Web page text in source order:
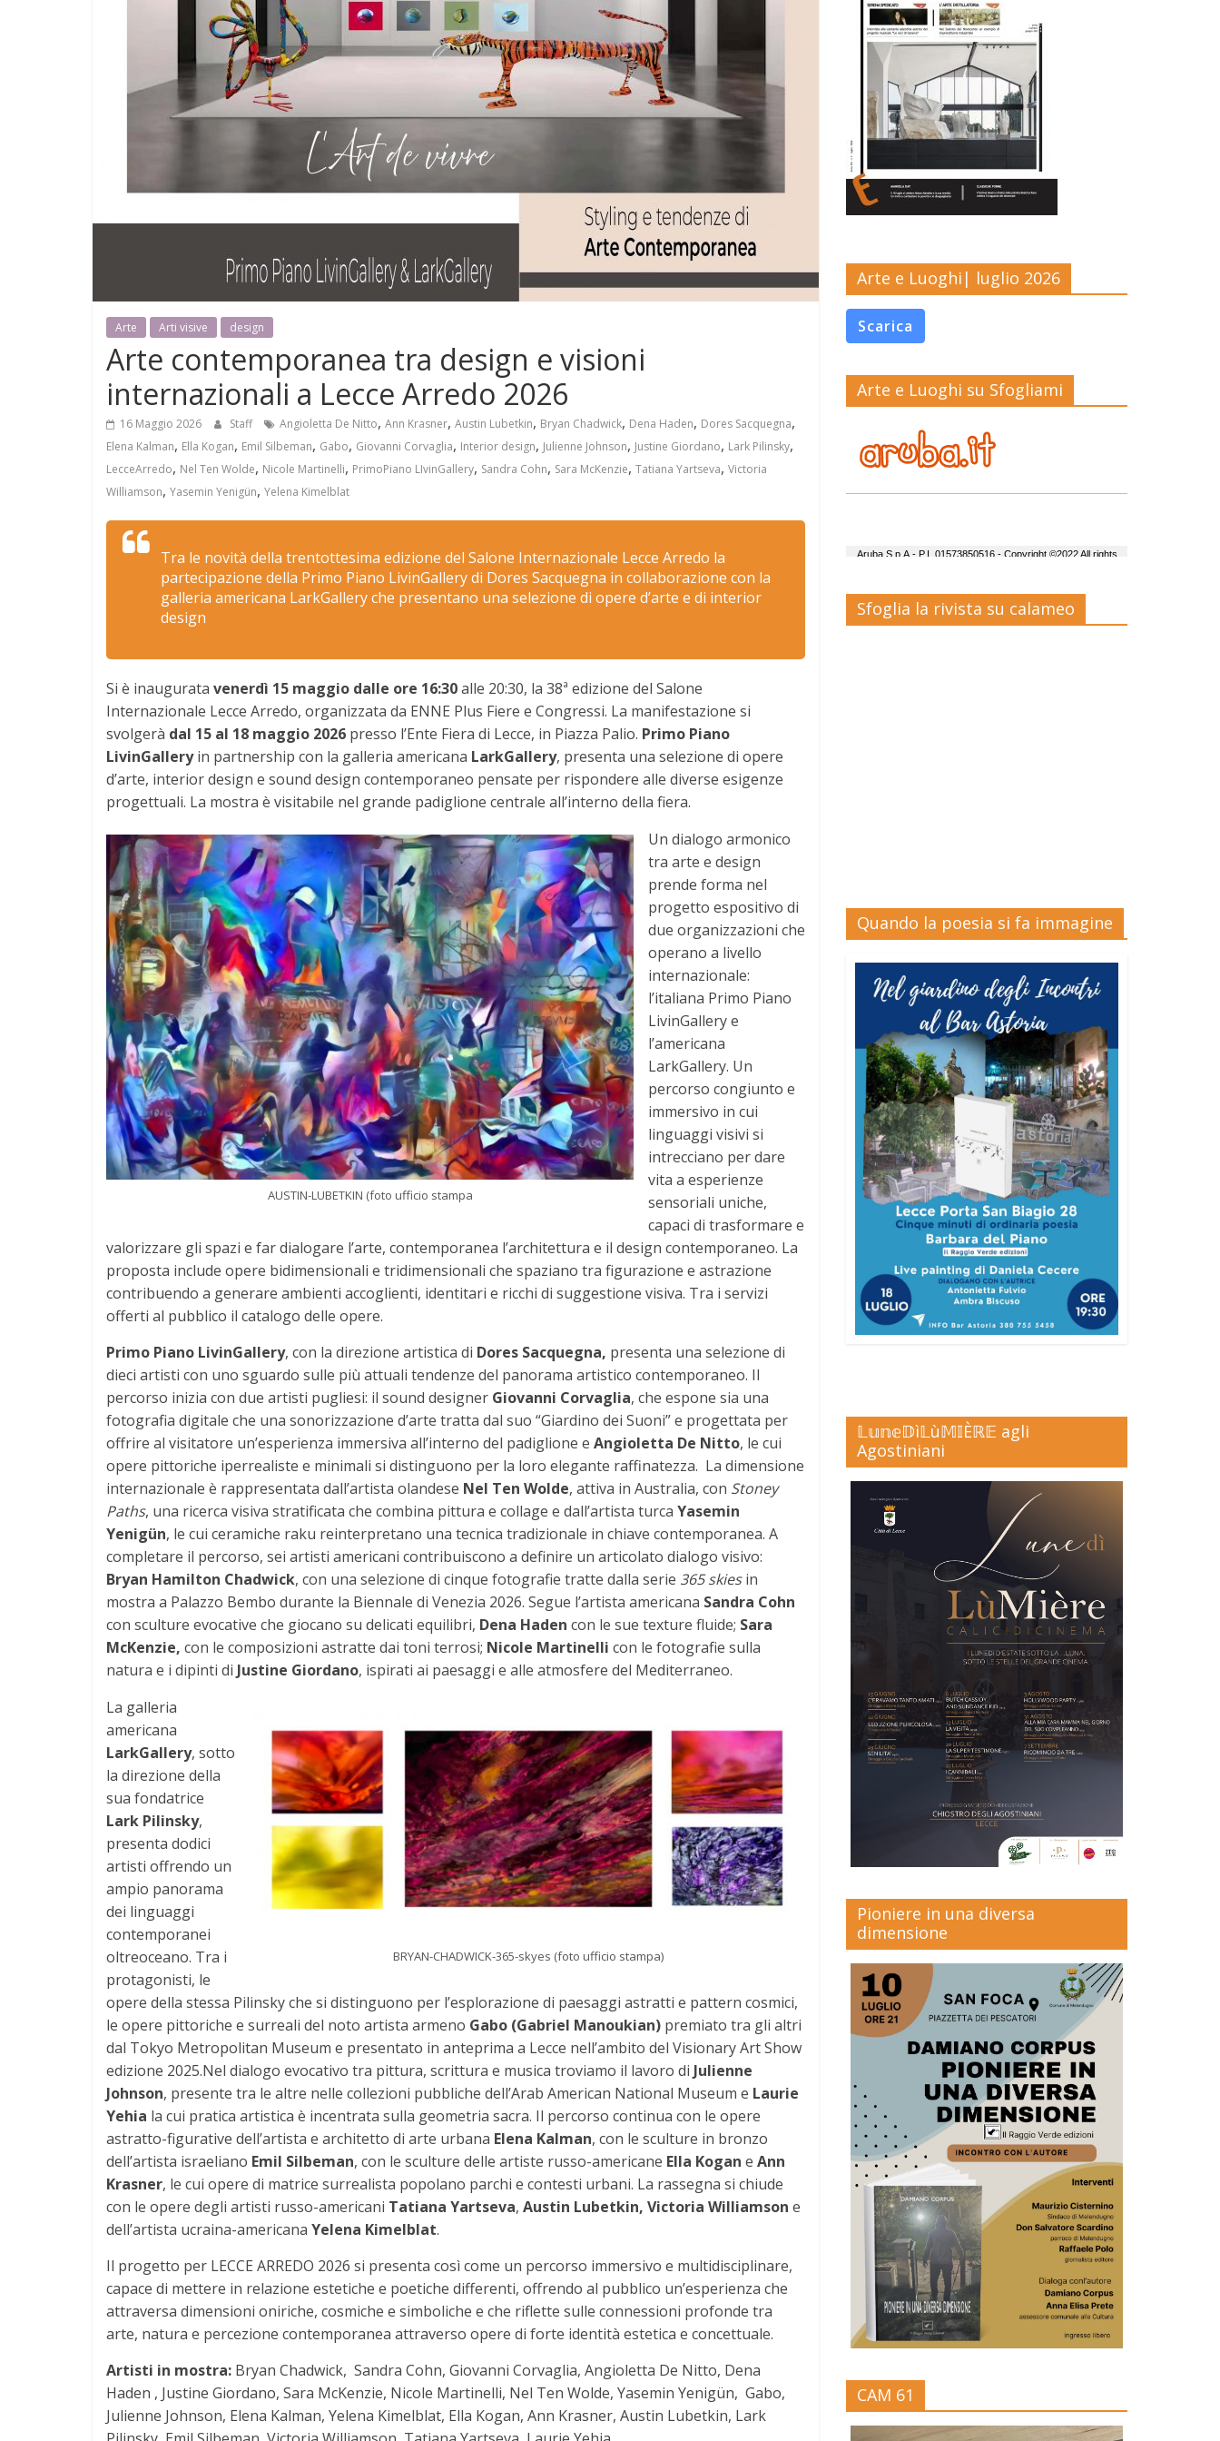
Arte Arti visive design
Arte contemporanea tra design e visioni
internazionali a Lecce Arredo 2026
16 Maggio 2026 Staff Angioletta De Nitto, Ann Krasner, Austin Lubetkin, Bryan Chadwick, Dena Haden, Dores Sacquegna,
Elena Kalman, Ella Kogan, Emil Silbeman, Gabo, Giovanni Corvaglia, Interior design, Julienne Johnson, Justine Giordano, Lark Pilinsky,
LecceArredo, Nel Ten Wolde, Nicole Martinelli, PrimoPiano LIvinGallery, Sandra Cohn, Sara McKenzie, Tatiana Yartseva, Victoria
Williamson, Yasemin Yenigün, Yelena Kimelblat
Tra le novità della trentottesima edizione del Salone Internazionale Lecce Arredo la
partecipazione della Primo Piano LivinGallery di Dores Sacquegna in collaborazione con la
galleria americana LarkGallery che presentano una selezione di opere d’arte e di interior
design
Si è inaugurata venerdì 15 maggio dalle ore 16:30alle 20:30, la 38ª edizione del Salone
Internazionale Lecce Arredo, organizzata da ENNE Plus Fiere e Congressi. La manifestazione si
svolgerà dal 15 al 18 maggio 2026 presso l’Ente Fiera di Lecce, in Piazza Palio. Primo Piano
LivinGalleryin partnership con la galleria americana LarkGallery, presenta una selezione di opere
d’arte, interior design e sound design contemporaneo pensate per rispondere alle diverse esigenze
progettuali. La mostra è visitabile nel grande padiglione centrale all’interno della fiera.
AUSTIN-LUBETKIN (foto ufficio stampa
Un dialogo armonico
tra arte e design
prende forma nel
progetto espositivo di
due organizzazioni che
operano a livello
internazionale:
l’italiana Primo Piano
LivinGallery e
l’americana
LarkGallery. Un
percorso congiunto e
immersivo in cui
linguaggi visivi si
intrecciano per dare
vita a esperienze
sensoriali uniche,
capaci di trasformare e
valorizzare gli spazi e far dialogare l’arte, contemporanea l’architettura e il design contemporaneo. La
proposta include opere bidimensionali e tridimensionali che spaziano tra figurazione e astrazione
contribuendo a generare ambienti accoglienti, identitari e ricchi di suggestione visiva. Tra i servizi
offerti al pubblico il catalogo delle opere.
Primo Piano LivinGallery, con la direzione artistica di Dores Sacquegna, presenta una selezione di
dieci artisti con uno sguardo sulle più attuali tendenze del panorama artistico contemporaneo. Il
percorso inizia con due artisti pugliesi: il sound designer Giovanni Corvaglia, che espone sia una
fotografia digitale che una sonorizzazione d’arte tratta dal suo “Giardino dei Suoni” e progettata per
offrire al visitatore un’esperienza immersiva all’interno del padiglione e Angioletta De Nitto, le cui
opere pittoriche iperrealiste e minimali si distinguono per la loro elegante raffinatezza. La dimensione
internazionale è rappresentata dall’artista olandese Nel Ten Wolde, attiva in Australia, con Stoney
Paths, una ricerca visiva stratificata che combina pittura e collage e dall’artista turca Yasemin
Yenigün, le cui ceramiche raku reinterpretano una tecnica tradizionale in chiave contemporanea. A
completare il percorso, sei artisti americani contribuiscono a definire un articolato dialogo visivo:
Bryan Hamilton Chadwick, con una selezione di cinque fotografie tratte dalla serie 365 skiesin
mostra a Palazzo Bembo durante la Biennale di Venezia 2026. Segue l’artista americana Sandra Cohn
con sculture evocative che giocano su delicati equilibri, Dena Haden con le sue texture fluide; Sara
McKenzie, con le composizioni astratte dai toni terrosi; Nicole Martinelli con le fotografie sulla
natura e i dipinti di Justine Giordano, ispirati ai paesaggi e alle atmosfere del Mediterraneo.
BRYAN-CHADWICK-365-skyes (foto ufficio stampa)
La galleria
americana
LarkGallery, sotto
la direzione della
sua fondatrice
Lark Pilinsky,
presenta dodici
artisti offrendo un
ampio panorama
dei linguaggi
contemporanei
oltreoceano. Tra i
protagonisti, le
opere della stessa Pilinsky che si distinguono per l’esplorazione di paesaggi astratti e pattern cosmici,
le opere pittoriche e surreali del noto artista armeno Gabo (Gabriel Manoukian) premiato tra gli altri
dal Tokyo Metropolitan Museum e presentato in anteprima a Lecce nell’ambito del Visionary Art Show
edizione 2025.Nel dialogo evocativo tra pittura, scrittura e musica troviamo il lavoro di Julienne
Johnson, presente tra le altre nelle collezioni pubbliche dell’Arab American National Museum e Laurie
Yehia la cui pratica artistica è incentrata sulla geometria sacra. Il percorso continua con le opere
astratto-figurative dell’artista e architetto di arte urbana Elena Kalman, con le sculture in bronzo
dell’artista israeliano Emil Silbeman, con le sculture delle artiste russo-americane Ella Kogan e Ann
Krasner, le cui opere di matrice surrealista popolano parchi e contesti urbani. La rassegna si chiude
con le opere degli artisti russo-americani Tatiana Yartseva, Austin Lubetkin, Victoria Williamson e
dell’artista ucraina-americana Yelena Kimelblat.
Il progetto per LECCE ARREDO 2026 si presenta così come un percorso immersivo e multidisciplinare,
capace di mettere in relazione estetiche e poetiche differenti, offrendo al pubblico un’esperienza che
attraversa dimensioni oniriche, cosmiche e simboliche e che riflette sulle connessioni profonde tra
arte, natura e percezione contemporanea attraverso opere di forte identità estetica e concettuale.
Artisti in mostra: Bryan Chadwick, Sandra Cohn, Giovanni Corvaglia, Angioletta De Nitto, Dena
Haden , Justine Giordano, Sara McKenzie, Nicole Martinelli, Nel Ten Wolde, Yasemin Yenigün, Gabo,
Julienne Johnson, Elena Kalman, Yelena Kimelblat, Ella Kogan, Ann Krasner, Austin Lubetkin, Lark
Arte e Luoghi| luglio 2026
Scarica
Arte e Luoghi su Sfogliami
Sfoglia la rivista su calameo
Quando la poesia si fa immagine
𝕃𝕦𝕟𝕖𝔻ì𝕃ù𝕄𝕀Èℝ𝔼 agli
Agostiniani
Pioniere in una diversa
dimensione
CAM 61